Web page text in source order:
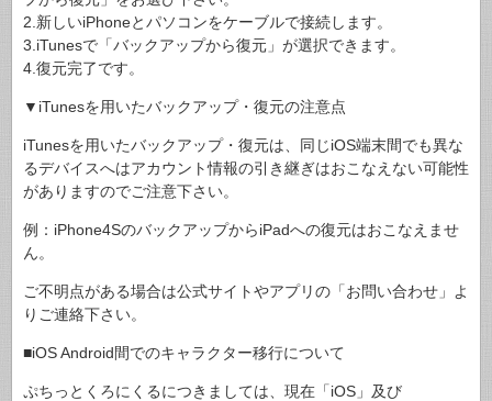
2.新しいiPhoneとパソコンをケーブルで接続します。
3.iTunesで「バックアップから復元」が選択できます。
4.復元完了です。
▼iTunesを用いたバックアップ・復元の注意点
iTunesを用いたバックアップ・復元は、同じiOS端末間でも異な
るデバイスへはアカウント情報の引き継ぎはおこなえない可能性
がありますのでご注意下さい。
例：iPhone4SのバックアップからiPadへの復元はおこなえませ
ん。
ご不明点がある場合は公式サイトやアプリの「お問い合わせ」よ
りご連絡下さい。
■iOS Android間でのキャラクター移行について
ぷちっとくろにくるにつきましては、現在「iOS」及び